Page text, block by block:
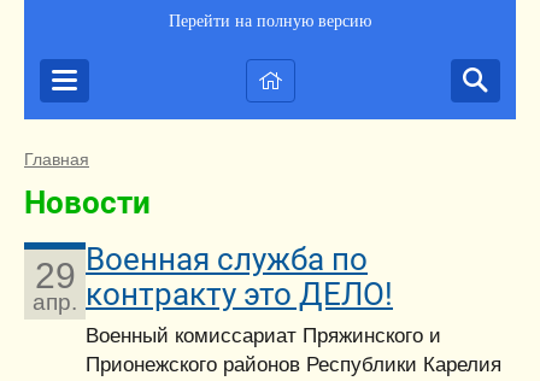
Перейти на полную версию
Главная
Новости
29
апр.
Военная служба по
контракту это ДЕЛО!
Военный комиссариат Пряжинского и
Прионежского районов Республики Карелия